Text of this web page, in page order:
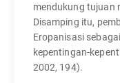
mendukung tujuan
Disamping itu,
Eropanisasi
kepentingan-
2002, 194).